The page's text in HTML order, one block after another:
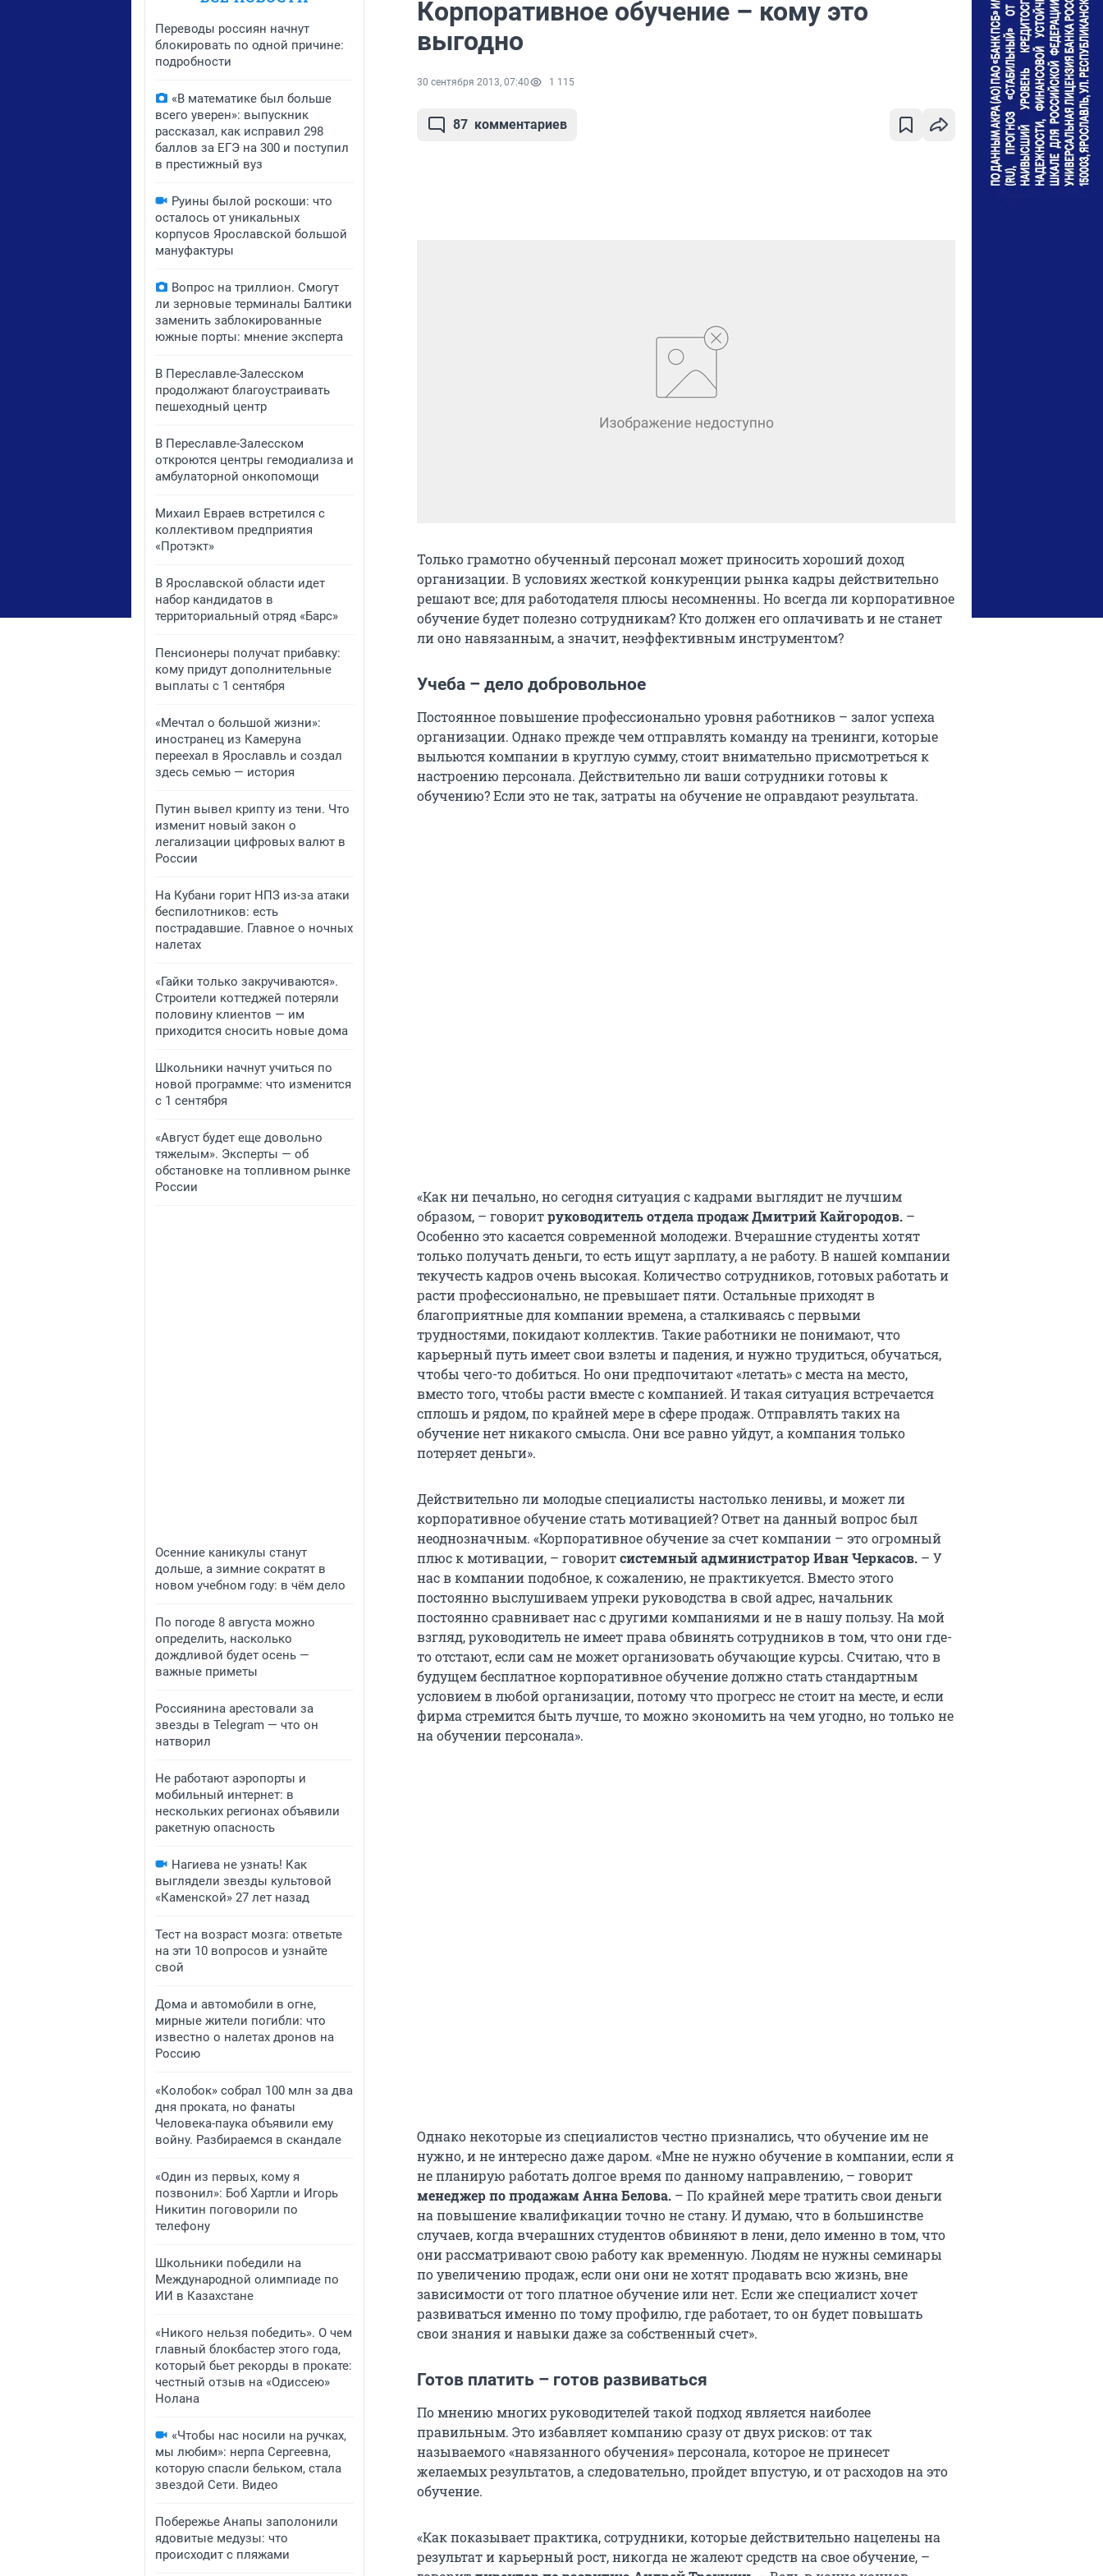
Переводы россиян начнут
блокировать по одной причине:
подробности
«В математике был больше
всего уверен»: выпускник
рассказал, как исправил 298
баллов за ЕГЭ на 300 и поступил
в престижный вуз
Руины былой роскоши: что
осталось от уникальных
корпусов Ярославской большой
мануфактуры
Вопрос на триллион. Смогут
ли зерновые терминалы Балтики
заменить заблокированные
южные порты: мнение эксперта
В Переславле-Залесском
продолжают благоустраивать
пешеходный центр
​​​​В Переславле-Залесском
откроются центры гемодиализа и
амбулаторной онкопомощи
Михаил Евраев встретился с
коллективом предприятия
«Протэкт»
В Ярославской области идет
набор кандидатов в
территориальный отряд «Барс»
Пенсионеры получат прибавку:
кому придут дополнительные
выплаты с 1 сентября
«Мечтал о большой жизни»:
иностранец из Камеруна
переехал в Ярославль и создал
здесь семью — история
Путин вывел крипту из тени. Что
изменит новый закон о
легализации цифровых валют в
России
На Кубани горит НПЗ из-за атаки
беспилотников: есть
пострадавшие. Главное о ночных
налетах
«Гайки только закручиваются».
Строители коттеджей потеряли
половину клиентов — им
приходится сносить новые дома
Школьники начнут учиться по
новой программе: что изменится
с 1 сентября
«Август будет еще довольно
тяжелым». Эксперты — об
обстановке на топливном рынке
России
Осенние каникулы станут
дольше, а зимние сократят в
новом учебном году: в чём дело
По погоде 8 августа можно
определить, насколько
дождливой будет осень —
важные приметы
Россиянина арестовали за
звезды в Telegram — что он
натворил
Не работают аэропорты и
мобильный интернет: в
нескольких регионах объявили
ракетную опасность
Нагиева не узнать! Как
выглядели звезды культовой
«Каменской» 27 лет назад
Тест на возраст мозга: ответьте
на эти 10 вопросов и узнайте
свой
Дома и автомобили в огне,
мирные жители погибли: что
известно о налетах дронов на
Россию
«Колобок» собрал 100 млн за два
дня проката, но фанаты
Человека-паука объявили ему
войну. Разбираемся в скандале
«Один из первых, кому я
позвонил»: Боб Хартли и Игорь
Никитин поговорили по
телефону
Школьники победили на
Международной олимпиаде по
ИИ в Казахстане
«Никого нельзя победить». О чем
главный блокбастер этого года,
который бьет рекорды в прокате:
честный отзыв на «Одиссею»
Нолана
«Чтобы нас носили на ручках,
мы любим»: нерпа Сергеевна,
которую спасли бельком, стала
звездой Сети. Видео
Побережье Анапы заполонили
ядовитые медузы: что
происходит с пляжами
Корпоративное обучение – кому это
выгодно
30 сентября 2013, 07:40 1 115
87 комментариев
Только грамотно обученный персонал может приносить хороший доход
организации. В условиях жесткой конкуренции рынка кадры действительно
решают все; для работодателя плюсы несомненны. Но всегда ли корпоративное
обучение будет полезно сотрудникам? Кто должен его оплачивать и не станет
ли оно навязанным, а значит, неэффективным инструментом?
Учеба – дело добровольное
Постоянное повышение профессионально уровня работников – залог успеха
организации. Однако прежде чем отправлять команду на тренинги, которые
выльются компании в круглую сумму, стоит внимательно присмотреться к
настроению персонала. Действительно ли ваши сотрудники готовы к
обучению? Если это не так, затраты на обучение не оправдают результата.
«Как ни печально, но сегодня ситуация с кадрами выглядит не лучшим
образом, – говоритруководитель отдела продаж Дмитрий Кайгородов. –
Особенно это касается современной молодежи. Вчерашние студенты хотят
только получать деньги, то есть ищут зарплату, а не работу. В нашей компании
текучесть кадров очень высокая. Количество сотрудников, готовых работать и
расти профессионально, не превышает пяти. Остальные приходят в
благоприятные для компании времена, а сталкиваясь с первыми
трудностями, покидают коллектив. Такие работники не понимают, что
карьерный путь имеет свои взлеты и падения, и нужно трудиться, обучаться,
чтобы чего-то добиться. Но они предпочитают «летать» с места на место,
вместо того, чтобы расти вместе с компанией. И такая ситуация встречается
сплошь и рядом, по крайней мере в сфере продаж. Отправлять таких на
обучение нет никакого смысла. Они все равно уйдут, а компания только
потеряет деньги».
Действительно ли молодые специалисты настолько ленивы, и может ли
корпоративное обучение стать мотивацией? Ответ на данный вопрос был
неоднозначным. «Корпоративное обучение за счет компании – это огромный
плюс к мотивации, – говоритсистемный администратор Иван Черкасов. – У
нас в компании подобное, к сожалению, не практикуется. Вместо этого
постоянно выслушиваем упреки руководства в свой адрес, начальник
постоянно сравнивает нас с другими компаниями и не в нашу пользу. На мой
взгляд, руководитель не имеет права обвинять сотрудников в том, что они где-
то отстают, если сам не может организовать обучающие курсы. Считаю, что в
будущем бесплатное корпоративное обучение должно стать стандартным
условием в любой организации, потому что прогресс не стоит на месте, и если
фирма стремится быть лучше, то можно экономить на чем угодно, но только не
на обучении персонала».
Однако некоторые из специалистов честно признались, что обучение им не
нужно, и не интересно даже даром. «Мне не нужно обучение в компании, если я
не планирую работать долгое время по данному направлению, – говорит
менеджер по продажам Анна Белова. – По крайней мере тратить свои деньги
на повышение квалификации точно не стану. И думаю, что в большинстве
случаев, когда вчерашних студентов обвиняют в лени, дело именно в том, что
они рассматривают свою работу как временную. Людям не нужны семинары
по увеличению продаж, если они они не хотят продавать всю жизнь, вне
зависимости от того платное обучение или нет. Если же специалист хочет
развиваться именно по тому профилю, где работает, то он будет повышать
свои знания и навыки даже за собственный счет».
Готов платить – готов развиваться
По мнению многих руководителей такой подход является наиболее
правильным. Это избавляет компанию сразу от двух рисков: от так
называемого «навязанного обучения» персонала, которое не принесет
желаемых результатов, а следовательно, пройдет впустую, и от расходов на это
обучение.
«Как показывает практика, сотрудники, которые действительно нацелены на
результат и карьерный рост, никогда не жалеют средств на свое обучение, –